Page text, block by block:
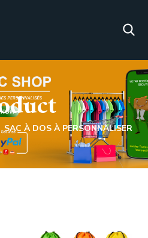
SAC À DOS À PERSONNALISER